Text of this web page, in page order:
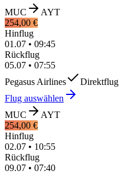
MUC
AYT
254,00 €
Hinflug
01.07 • 09:45
Rückflug
05.07 • 07:55
Pegasus Airlines
Direktflug
Flug auswählen
MUC
AYT
254,00 €
Hinflug
02.07 • 10:55
Rückflug
09.07 • 07:40